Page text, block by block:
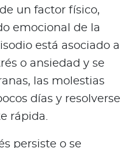
un factor físico,
emocional de la
está asociado a
o ansiedad y se
las molestias
días y resolverse
rápida.
persiste o se